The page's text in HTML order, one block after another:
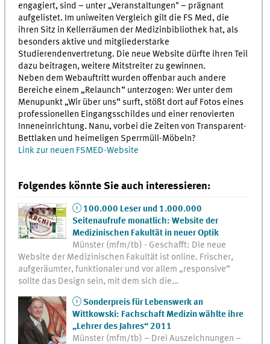
engagiert, sind – unter „Veranstaltungen" – prägnant
aufgelistet. Im uniweiten Vergleich gilt die FS Med, die
ihren Sitz in Kellerräumen der Medizinbibliothek hat, als
besonders aktive und mitgliederstarke
Studierendenvertretung. Die neue Website dürfte ihren Teil
dazu beitragen, weitere Mitstreiter zu gewinnen.
Neben dem Webauftritt wurden offenbar auch andere
Bereiche einem „Relaunch“ unterzogen: Wer unter dem
Menupunkt „Wir über uns“ surft, stößt dort auf Fotos eines
professionellen Eingangsschildes und einer renovierten
Inneneinrichtung. Nanu, vorbei die Zeiten von Transparent-
Bettlaken und heimeligen Sperrmüll-Möbeln?
Link zur neuen FSMED-Website
Folgendes könnte Sie auch interessieren:
100.000 Leser und 1.000.000
Seitenaufrufe monatlich: Website der
Medizinischen Fakultät in neuer Optik
Münster (mfm/tb) - Geschafft: Die neue
Website der Medizinischen Fakultät ist online. Frischer,
aufgeräumter, funktionaler und vor allem „responsive“
sollte das Design sein, mit dem sich die…
Sonderpreis für Lebenswerk an
Wittkowski: Fachschaft Medizin wählte ihre
„Lehrer des Jahres“ 2011
Münster (mfm/tb) – Drei Auszeichnungen –